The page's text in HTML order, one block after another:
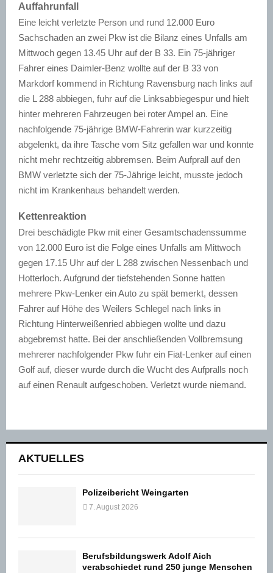
Auffahrunfall
Eine leicht verletzte Person und rund 12.000 Euro
Sachschaden an zwei Pkw ist die Bilanz eines Unfalls am
Mittwoch gegen 13.45 Uhr auf der B 33. Ein 75-jähriger
Fahrer eines Daimler-Benz wollte auf der B 33 von
Markdorf kommend in Richtung Ravensburg nach links auf
die L 288 abbiegen, fuhr auf die Linksabbiegespur und hielt
hinter mehreren Fahrzeugen bei roter Ampel an. Eine
nachfolgende 75-jährige BMW-Fahrerin war kurzzeitig
abgelenkt, da ihre Tasche vom Sitz gefallen war und konnte
nicht mehr rechtzeitig abbremsen. Beim Aufprall auf den
BMW verletzte sich der 75-Jährige leicht, musste jedoch
nicht im Krankenhaus behandelt werden.
Kettenreaktion
Drei beschädigte Pkw mit einer Gesamtschadenssumme
von 12.000 Euro ist die Folge eines Unfalls am Mittwoch
gegen 17.15 Uhr auf der L 288 zwischen Nessenbach und
Hotterloch. Aufgrund der tiefstehenden Sonne hatten
mehrere Pkw-Lenker ein Auto zu spät bemerkt, dessen
Fahrer auf Höhe des Weilers Schlegel nach links in
Richtung Hinterweißenried abbiegen wollte und dazu
abgebremst hatte. Bei der anschließenden Vollbremsung
mehrerer nachfolgender Pkw fuhr ein Fiat-Lenker auf einen
Golf auf, dieser wurde durch die Wucht des Aufpralls noch
auf einen Renault aufgeschoben. Verletzt wurde niemand.
AKTUELLES
Polizeibericht Weingarten
7. August 2026
Berufsbildungswerk Adolf Aich
verabschiedet rund 250 junge Menschen